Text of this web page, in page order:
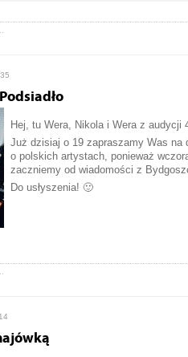
Hej, tu Wera, Nikola i Wera z audycji
Już dzisiaj o 19 zapraszamy Was na
o polskich artystach, ponieważ
zaczniemy od wiadomości z
Do usłyszenia! 🙂